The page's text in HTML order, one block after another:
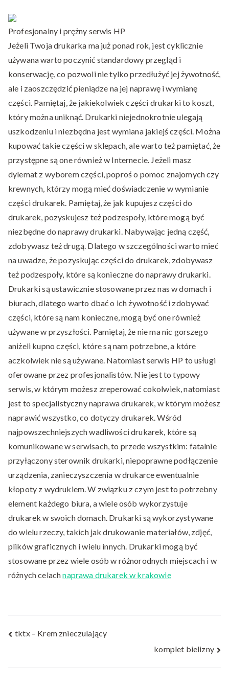
krakowie
Profesjonalny i prężny serwis HP
Jeżeli Twoja drukarka ma już ponad rok, jest cyklicznie
używana warto poczynić standardowy przegląd i
konserwację, co pozwoli nie tylko przedłużyć jej żywotność,
ale i zaoszczędzić pieniądze na jej naprawę i wymianę
części. Pamiętaj, że jakiekolwiek części drukarki to koszt,
który można uniknąć. Drukarki niejednokrotnie ulegają
uszkodzeniu i niezbędna jest wymiana jakiejś części. Można
kupować takie części w sklepach, ale warto też pamiętać, że
przystępne są one również w Internecie. Jeżeli masz
dylemat z wyborem części, poproś o pomoc znajomych czy
krewnych, którzy mogą mieć doświadczenie w wymianie
części drukarek. Pamiętaj, że jak kupujesz części do
drukarek, pozyskujesz też podzespoły, które mogą być
niezbędne do naprawy drukarki. Nabywając jedną część,
zdobywasz też drugą. Dlatego w szczególności warto mieć
na uwadze, że pozyskując części do drukarek, zdobywasz
też podzespoły, które są konieczne do naprawy drukarki.
Drukarki są ustawicznie stosowane przez nas w domach i
biurach, dlatego warto dbać o ich żywotność i zdobywać
części, które są nam konieczne, mogą być one również
używane w przyszłości. Pamiętaj, że nie ma nic gorszego
aniżeli kupno części, które są nam potrzebne, a które
aczkolwiek nie są używane. Natomiast serwis HP to usługi
oferowane przez profesjonalistów. Nie jest to typowy
serwis, w którym możesz zreperować cokolwiek, natomiast
jest to specjalistyczny naprawa drukarek, w którym możesz
naprawić wszystko, co dotyczy drukarek. Wśród
najpowszechniejszych wadliwości drukarek, które są
komunikowane w serwisach, to przede wszystkim: fatalnie
przyłączony sterownik drukarki, niepoprawne podłączenie
urządzenia, zanieczyszczenia w drukarce ewentualnie
kłopoty z wydrukiem. W związku z czym jest to potrzebny
element każdego biura, a wiele osób wykorzystuje
drukarek w swoich domach. Drukarki są wykorzystywane
do wielu rzeczy, takich jak drukowanie materiałów, zdjęć,
plików graficznych i wielu innych. Drukarki mogą być
stosowane przez wiele osób w różnorodnych miejscach i w
różnych celachnaprawa drukarek w krakowie
Nawigacja
tktx – Krem znieczulający
komplet bielizny